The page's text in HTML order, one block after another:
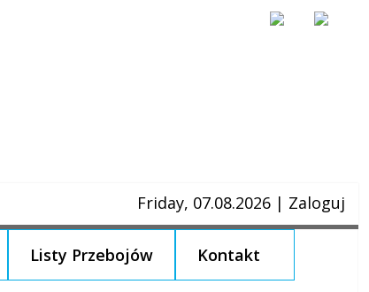
Friday, 07.08.2026 | Zaloguj
Listy Przebojów Kontakt